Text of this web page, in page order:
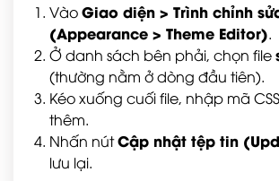
VàoGiao diện > Trình chỉnh
(Appearance > Theme Editor).
Ở danh sách bên phải, chọn file
(thường nằm ở dòng đầu tiên).
Kéo xuống cuối file, nhập mã
thêm.
Nhấn nútCập nhật tệp tin
lưu lại.